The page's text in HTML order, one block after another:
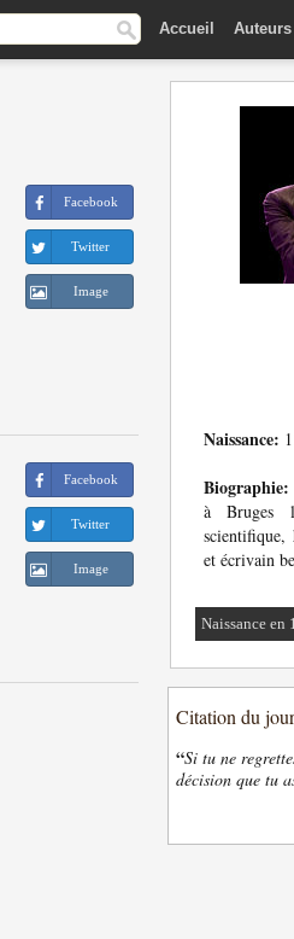
Accueil Auteurs
Facebook
Twitter
Image
Facebook
Twitter
Image
Naissance:
Biographie:
à Bruges
scientifique,
et écrivain
Naissance en
Citation du jour
“Si tu ne
décision que tu